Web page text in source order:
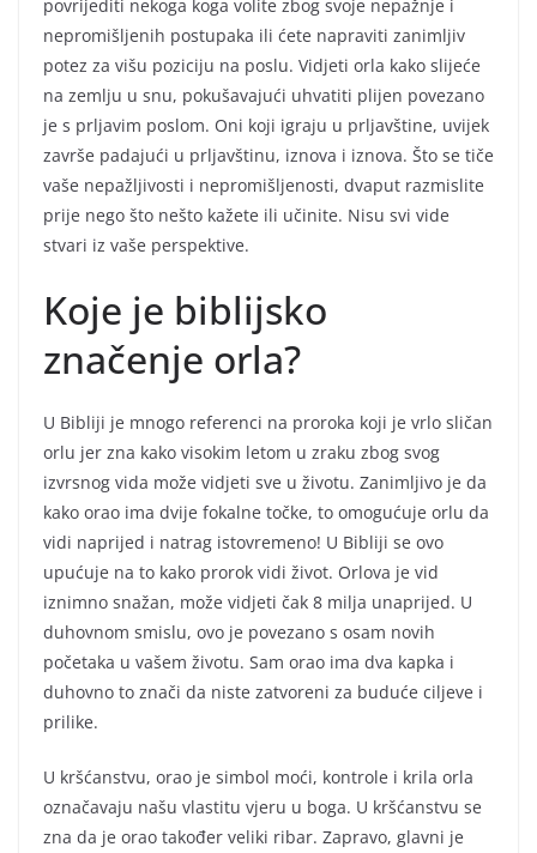
povrijediti nekoga koga volite zbog svoje nepažnje i
nepromišljenih postupaka ili ćete napraviti zanimljiv
potez za višu poziciju na poslu. Vidjeti orla kako slijeće
na zemlju u snu, pokušavajući uhvatiti plijen povezano
je s prljavim poslom. Oni koji igraju u prljavštine, uvijek
završe padajući u prljavštinu, iznova i iznova. Što se tiče
vaše nepažljivosti i nepromišljenosti, dvaput razmislite
prije nego što nešto kažete ili učinite. Nisu svi vide
stvari iz vaše perspektive.
Koje je biblijsko
značenje orla?
U Bibliji je mnogo referenci na proroka koji je vrlo sličan
orlu jer zna kako visokim letom u zraku zbog svog
izvrsnog vida može vidjeti sve u životu. Zanimljivo je da
kako orao ima dvije fokalne točke, to omogućuje orlu da
vidi naprijed i natrag istovremeno! U Bibliji se ovo
upućuje na to kako prorok vidi život. Orlova je vid
iznimno snažan, može vidjeti čak 8 milja unaprijed. U
duhovnom smislu, ovo je povezano s osam novih
početaka u vašem životu. Sam orao ima dva kapka i
duhovno to znači da niste zatvoreni za buduće ciljeve i
prilike.
U kršćanstvu, orao je simbol moći, kontrole i krila orla
označavaju našu vlastitu vjeru u boga. U kršćanstvu se
zna da je orao također veliki ribar. Zapravo, glavni je